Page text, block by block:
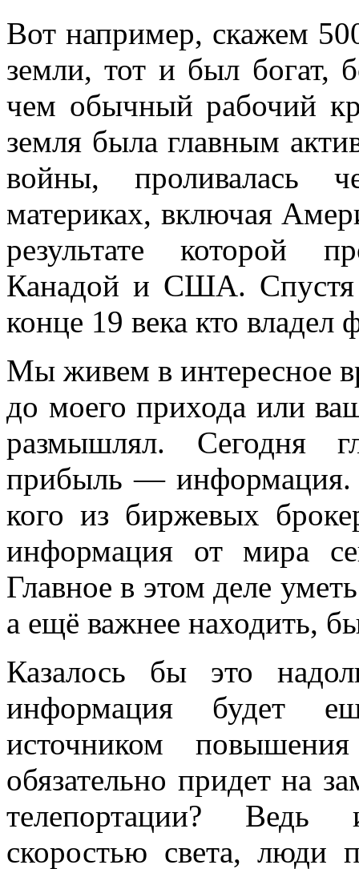
Вот например, скажем
земли, тот и был богат,
чем обычный рабочий
земля была главным
войны, проливалась
материках, включая
результате которой
Канадой и США. Спустя
конце 19 века кто владел
Мы живем в интересное
до моего прихода или
размышлял. Сегодня
прибыль —
кого из биржевых
информация от мира
Главное в этом деле
а ещё важнее находить,
Казалось бы это
информация будет
источником
обязательно придет на
телепортации? Ведь
скоростью света, люди